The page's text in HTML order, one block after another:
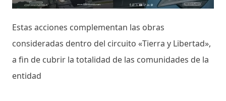
Estas acciones complementan las obras
consideradas dentro del circuito «Tierra y Libertad»,
a fin de cubrir la totalidad de las comunidades de la
entidad